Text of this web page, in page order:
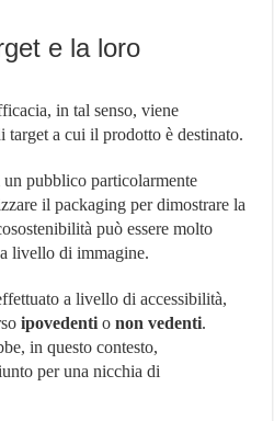
e la loro
in tal senso, viene
target a cui il prodotto è destinato.
pubblico particolarmente
il packaging per dimostrare la
può essere molto
livello di immagine.
a livello di accessibilità,
ipovedenti onon vedenti.
in questo contesto,
per una nicchia di